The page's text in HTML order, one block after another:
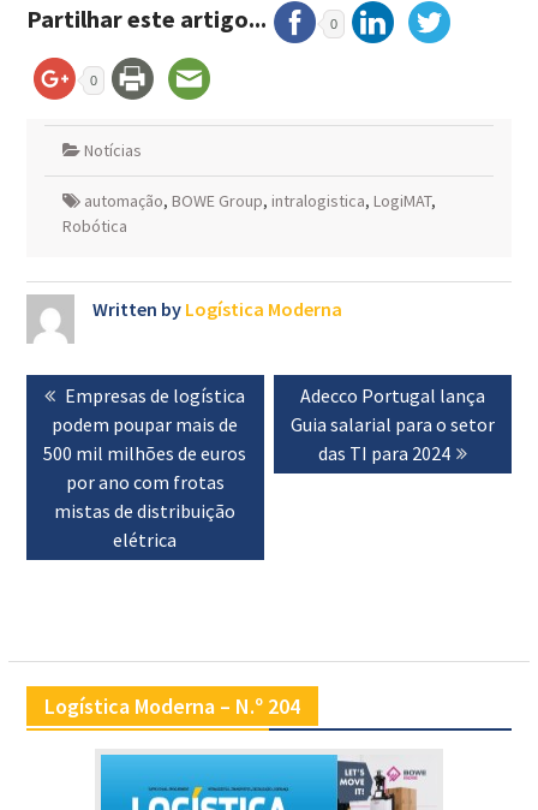
Partilhar este artigo... 0
0
Notícias
automação, BOWE Group, intralogistica, LogiMAT,
Robótica
Written by Logística Moderna
Navegação
de
artigos
Previous
post:
Empresas de logística
podem poupar mais de
500 mil milhões de euros
por ano com frotas
mistas de distribuição
elétrica
Next
post:
Adecco Portugal lança
Guia salarial para o setor
das TI para 2024
Logística Moderna – N.º 204